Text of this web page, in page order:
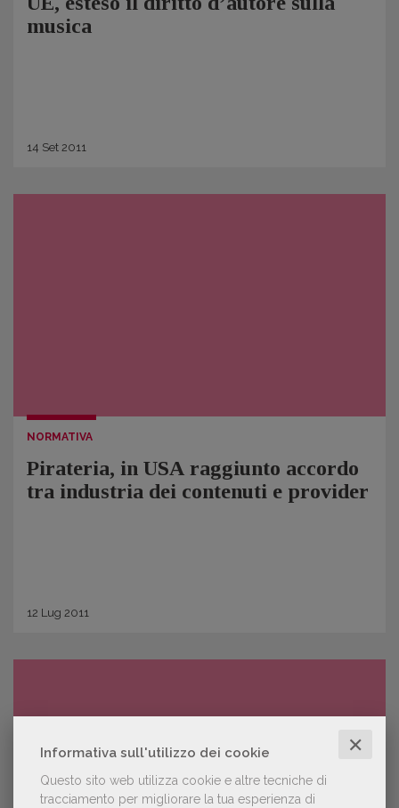
Informativa sull'utilizzo dei cookie ✕
Questo sito web utilizza cookie e altre tecniche di
tracciamento per migliorare la tua esperienza di
musica
14 Set 2011
NORMATIVA
Pirateria, in USA raggiunto accordo
tra industria dei contenuti e provider
12 Lug 2011